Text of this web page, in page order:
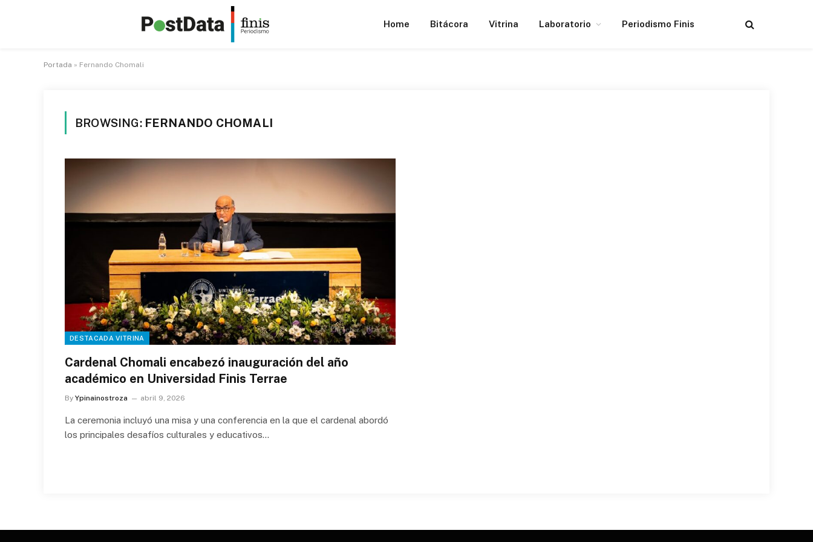
Home Bitácora Vitrina Laboratorio Periodismo Finis
Portada » Fernando Chomali
BROWSING: FERNANDO CHOMALI
DESTACADA VITRINA
Cardenal Chomali encabezó inauguración del año
académico en Universidad Finis Terrae
By Ypinainostroza abril 9, 2026
La ceremonia incluyó una misa y una conferencia en la que el cardenal abordó
los principales desafíos culturales y educativos…